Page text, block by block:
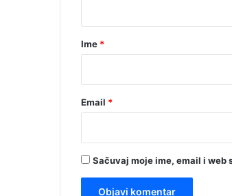
r
Ime *
Email *
Sačuvaj moje ime, email i web